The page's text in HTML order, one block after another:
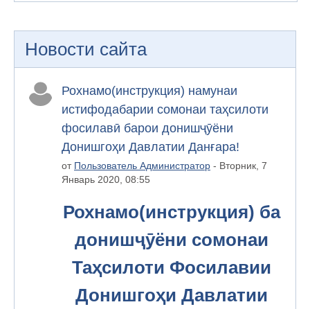
Новости сайта
Рохнамо(инструкция) намунаи
истифодабарии сомонаи таҳсилоти
фосилавӣ барои донишҷӯёни
Донишгоҳи Давлатии Данғара!
от Пользователь Администратор - Вторник, 7
Январь 2020, 08:55
Рохнамо(инструкция) ба
донишҷӯёни сомонаи
Таҳсилоти Фосилавии
Донишгоҳи Давлатии